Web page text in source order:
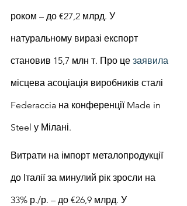
роком – до €27,2 млрд. У
натуральному виразі експорт
становив 15,7 млн т. Про це заявила
місцева асоціація виробників сталі
Federaccia на конференції Made in
Steel у Мілані.
Витрати на імпорт металопродукції
до Італії за минулий рік зросли на
33% р./р. – до €26,9 млрд. У